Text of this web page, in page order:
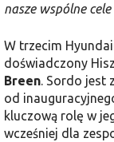
nasze wspólne cele
W trzecim
doświadczony
Breen. Sordo jest
od
kluczową rolę w
wcześniej dla